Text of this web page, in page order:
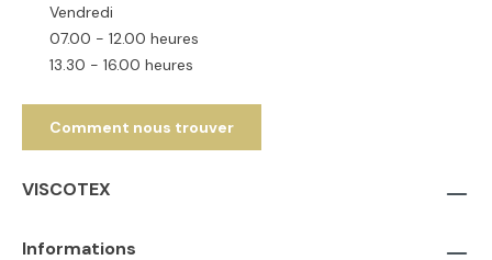
Vendredi
07.00 - 12.00 heures
13.30 - 16.00 heures
Comment nous trouver
VISCOTEX
Informations